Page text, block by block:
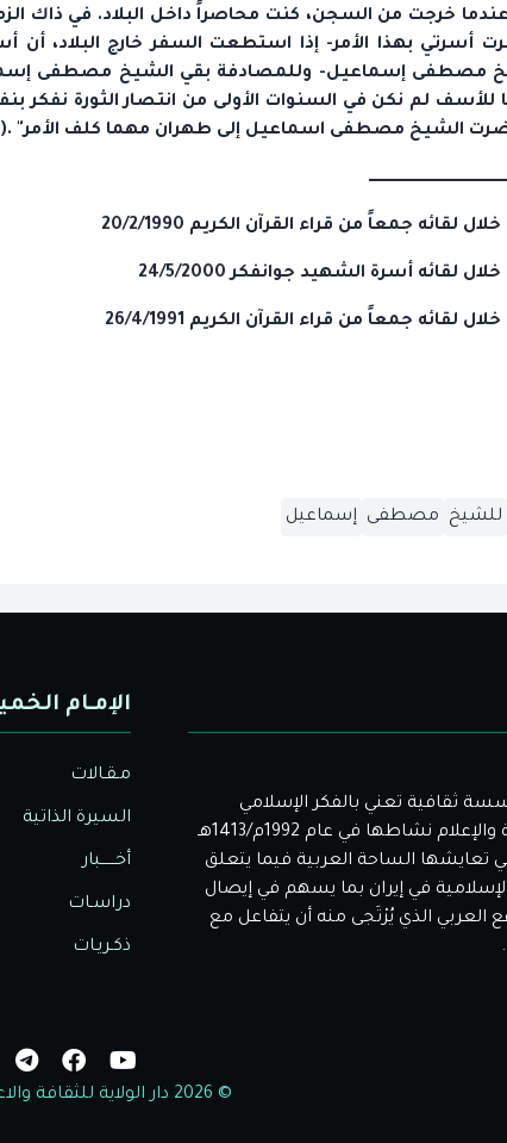
خرجت من السجن، كنت محاصراً داخل البلاد. في ذاك
أسرتي بهذا الأمر- إذا استطعت السفر خارج البلاد، أن
مصطفى إسماعيل- وللمصادفة بقي الشيخ مصطفى
للأسف لم نكن في السنوات الأولى من انتصار الثورة نفكر
الشيخ مصطفى اسماعيل إلى طهران مهما كلف الأمر" .(3)
لقائه جمعاً من قراء القرآن الكريم 20/2/1990
لقائه أسرة الشهيد جوانفكر 24/5/2000
لقائه جمعاً من قراء القرآن الكريم 26/4/1991
للشيخ مصطفى إسماعيل
ثقافية تعني بالفكر الإسلامي
الأصيل. بدأت دار الولاية للثقافة والإعلام نشاطها في عام 1992م/1413هـ
تعايشها الساحة العربية فيما يتعلق
في إيران بما يسهم في إيصال
العربي الذي يُرْتَجى منه أن يتفاعل مع
الإمـام
مـقـالات
السيرة الذاتية
أخــــــبار
دراسـات
ذكـريـات
© 2026 دار الولاية للثقافة والاعلام. جميع الحقوق محفوظة